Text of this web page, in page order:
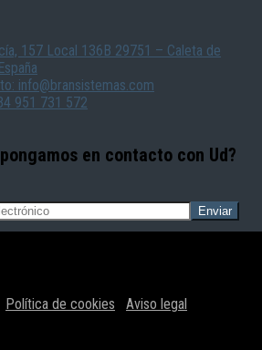
157 Local 136B 29751 – Caleta de
info@bransistemas.com
951 731 572
en contacto con Ud?
Política de cookies Aviso legal